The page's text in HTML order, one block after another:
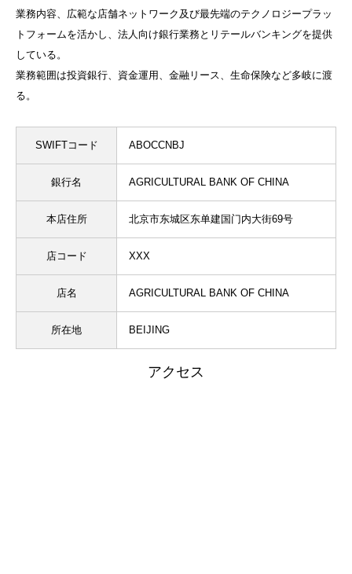
業務内容、広範な店舗ネットワーク及び最先端のテクノロジープラッ
トフォームを活かし、法人向け銀行業務とリテールバンキングを提供
している。
業務範囲は投資銀行、資金運用、金融リース、生命保険など多岐に渡
る。
SWIFTコード ABOCCNBJ
銀行名 AGRICULTURAL BANK OF CHINA
本店住所 北京市东城区东单建国门内大街69号
店コード XXX
店名 AGRICULTURAL BANK OF CHINA
所在地 BEIJING
アクセス